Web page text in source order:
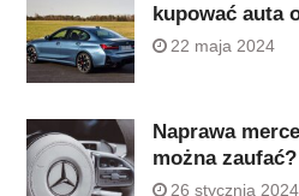
kupować auta
22 maja 2024
Naprawa
można zaufać?
26 stycznia 2024